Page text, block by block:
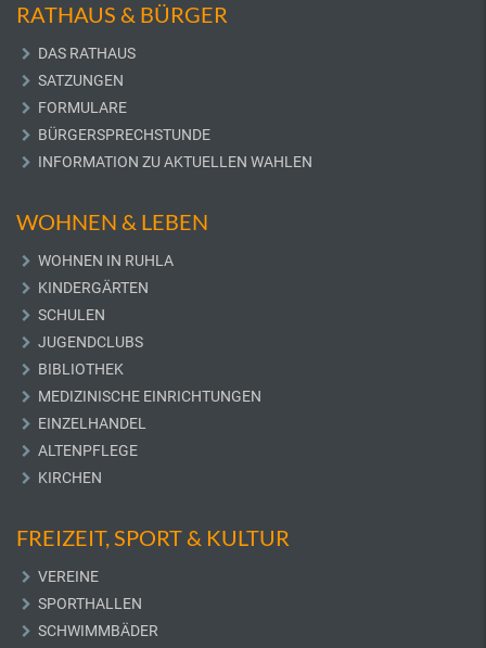
RATHAUS & BÜRGER
DAS RATHAUS
SATZUNGEN
FORMULARE
BÜRGERSPRECHSTUNDE
INFORMATION ZU AKTUELLEN WAHLEN
WOHNEN & LEBEN
WOHNEN IN RUHLA
KINDERGÄRTEN
SCHULEN
JUGENDCLUBS
BIBLIOTHEK
MEDIZINISCHE EINRICHTUNGEN
EINZELHANDEL
ALTENPFLEGE
KIRCHEN
FREIZEIT, SPORT & KULTUR
VEREINE
SPORTHALLEN
SCHWIMMBÄDER